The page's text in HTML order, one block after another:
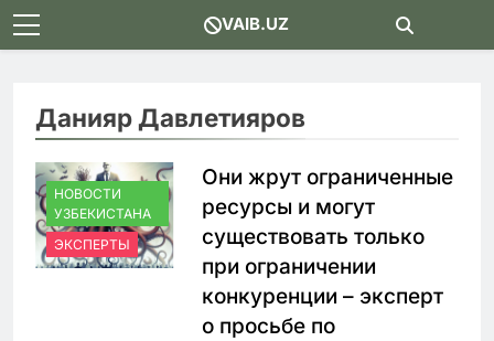
Skip
to
VAIB.UZ
Данияр Давлетияров
НОВОСТИ
УЗБЕКИСТАНА
ЭКСПЕРТЫ
Они жрут ограниченные
ресурсы и могут
существовать только
при ограничении
конкуренции – эксперт
о просьбе по